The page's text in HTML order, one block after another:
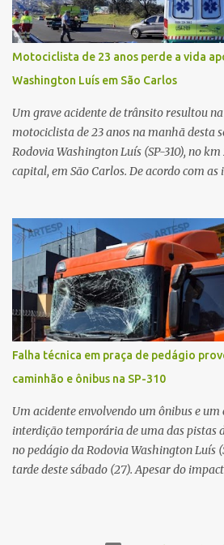
foram divulgadas informações oficiais
feridos. Equipes da Polícia Militar de
ocorrência e isolaram a área para o
última atualização, nenhum suspeito
Civil investigará a motivação da briga, a
circunstâncias do crime. A ocorrência
Motociclista de 23 anos perde a vida
Washington Luís em São Carlos
Um grave acidente de trânsito resultou
motociclista de 23 anos na manhã desta
Rodovia Washington Luís (SP-310), no
capital, em São Carlos. De acordo com
veículo, o trânsito estava lento e
realizadas na rodovia, momento em que
a violência da colisão, o motociclista foi
Testemunhas relataram que o capacete
durante o acidente. O jovem sofreu
morreu ainda no local. Equipes de
concessionária responsável pela rodovia
realizaram a sinalização da via, além de
vítima. No entanto, o óbito foi constatado
acidente. A Polícia Militar Rodoviária
da ocorrência...
Falha técnica em praça de pedágio
caminhão e ônibus na SP-310
Um acidente envolvendo um ônibus e
interdição temporária de uma das pistas
no pedágio da Rodovia Washington Luís
tarde deste sábado (27). Apesar do